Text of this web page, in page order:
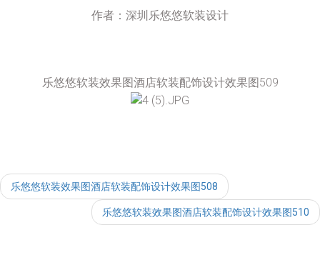
作者：深圳乐悠悠软装设计
乐悠悠软装效果图酒店软装配饰设计效果图509
乐悠悠软装效果图酒店软装配饰设计效果图508
乐悠悠软装效果图酒店软装配饰设计效果图510